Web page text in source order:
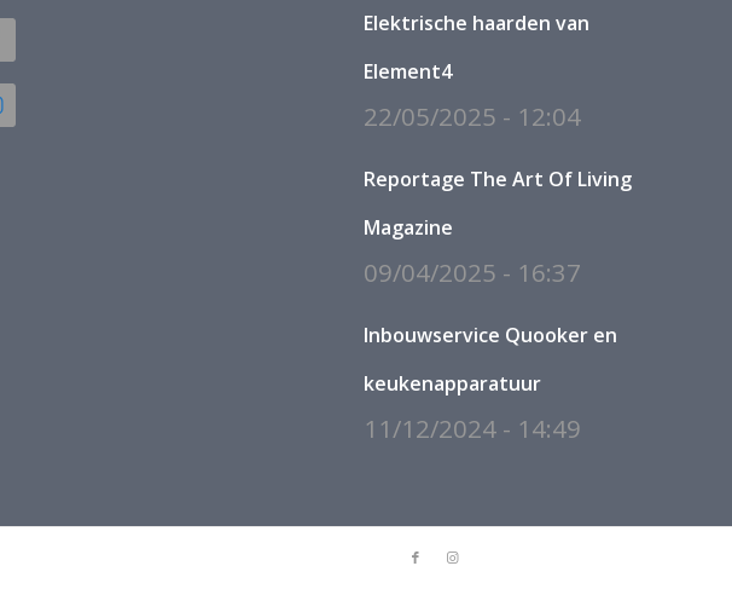
Elektrische haarden van
Element4
22/05/2025 - 12:04
Reportage The Art Of Living
Magazine
09/04/2025 - 16:37
Inbouwservice Quooker en
keukenapparatuur
11/12/2024 - 14:49